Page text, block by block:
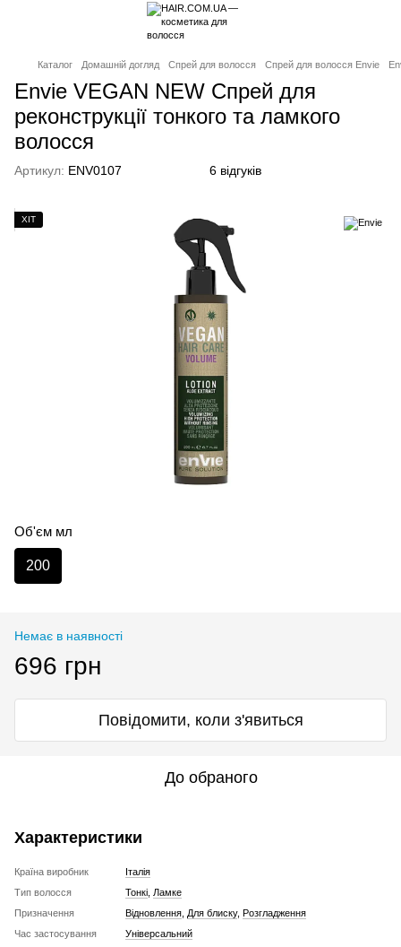
Каталог Домашній догляд Спрей для волосся Спрей для волосся Envie
Envie VEGAN NEW Спрей для
реконструкції тонкого та ламкого
волосся
Артикул: ENV0107 6 відгуків
ХІТ
Об'єм мл
200
Немає в наявності
696 грн
Повідомити, коли з'явиться
До обраного
Характеристики
Країна виробник
Італія
Тип волосся
Тонкі Ламке
Призначення
Відновлення Для блиску, Розгладження
Час застосування
Універсальний